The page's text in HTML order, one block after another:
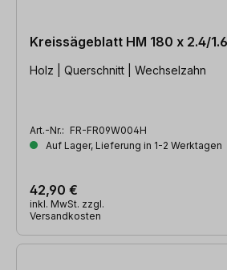
Kreissägeblatt HM 180 x 2.4/
Holz | Querschnitt | Wechselzahn
Art.-Nr.: FR-FR09W004H
Auf Lager, Lieferung in 1-2 Werktagen
42,90 €
inkl. MwSt. zzgl.
Versandkosten